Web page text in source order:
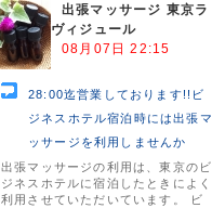
出張マッサージ 東京ラ
ヴィジュール
08月07日 22:15
28:00迄営業しております!!ビ
ジネスホテル宿泊時には出張マ
ッサージを利用しませんか
出張マッサージの利用は、東京のビ
ジネスホテルに宿泊したときによく
利用させていただいています。 ビ